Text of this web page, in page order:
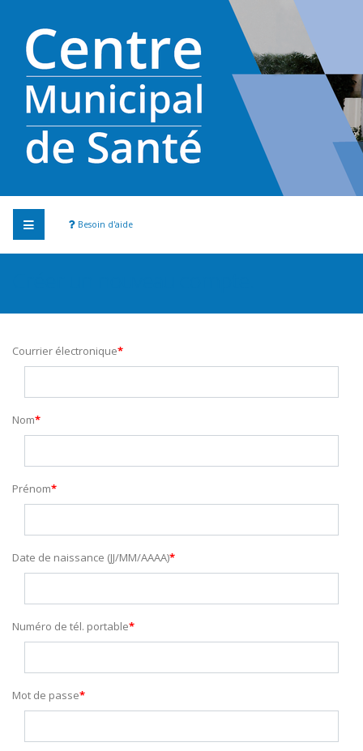
Besoin d'aide
Courrier électronique
Nom
Prénom
Date de naissance (JJ/MM/AAAA)
Numéro de tél. portable
Mot de passe